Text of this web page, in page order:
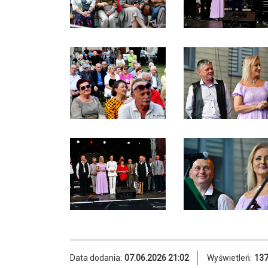
Data dodania: 07.06.2026 21:02 Wyświetleń: 137